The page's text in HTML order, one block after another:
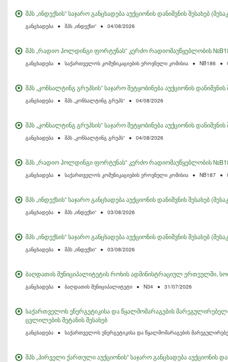
შპს „ინდექსის“ საჯარო განცხადება აუქციონის დანიშვნის შესახებ
განცხადება ● შპს „ინდექსი“ ● 04/08/2026
შპს „რადიო ჰოლდინგი ფორტუნას“ კერძო რადიომაუწყებლობის
განცხადება ● საქართველოს კომუნიკაციების ეროვნული კომისია ● NB186 ●
შპს „კონსალტინგ გრუპსის“ საჯარო შეტყობინება აუქციონის
განცხადება ● შპს „კონსალტინგ გრუპს“ ● 04/08/2026
შპს „კონსალტინგ გრუპსის“ საჯარო შეტყობინება აუქციონის
განცხადება ● შპს „კონსალტინგ გრუპს“ ● 04/08/2026
შპს „რადიო ჰოლდინგი ფორტუნას“ კერძო რადიომაუწყებლობის
განცხადება ● საქართველოს კომუნიკაციების ეროვნული კომისია ● NB187 ●
შპს „ინდექსის“ საჯარო განცხადება აუქციონის დანიშვნის შესახებ
განცხადება ● შპს „ინდექსი“ ● 03/08/2026
შპს „ინდექსის“ საჯარო განცხადება აუქციონის დანიშვნის შესახებ
განცხადება ● შპს „ინდექსი“ ● 03/08/2026
ბაღდათის მუნიციპალიტეტის როხის ადმინისტრაციულ ერთეულში,
განცხადება ● ბაღდათის მუნიციპალიტეტი ● N34 ● 31/07/2026
საქართველოს ენერგეტიკისა და წყალმომარაგების
ცვლილების შეტანის შესახებ
განცხადება ● საქართველოს ენერგეტიკისა და წყალმომარაგების
შპს „პირველი ქართული აუქციონის“ საჯარო განცხადება აუქციონის